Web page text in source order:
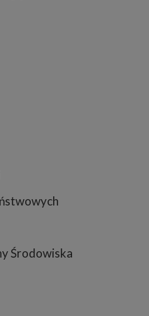
Środowiska